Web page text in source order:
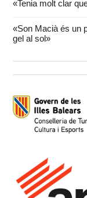
«Tenia molt clar
«Son Macià és un
gel al sol»